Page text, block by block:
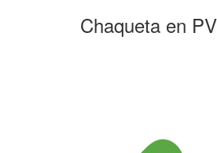
Chaqueta en